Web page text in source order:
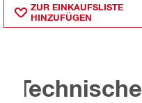
ZUR EINKAUFSLISTE
HINZUFÜGEN